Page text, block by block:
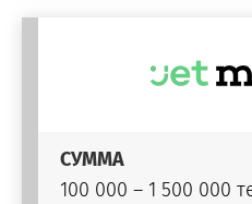
СУММА
100 000 – 1 500 000